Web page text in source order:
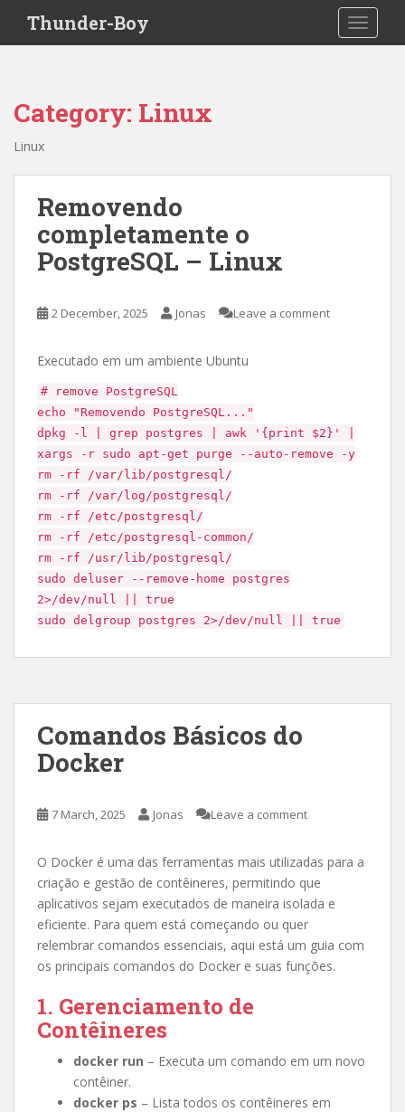
i
Thunder-Boy
Category: Linux
Linux
Removendo
completamente o
PostgreSQL – Linux
2 December, 2025 Jonas Leave a comment
Executado em um ambiente Ubuntu
# remove PostgreSQL
echo "Removendo PostgreSQL..."
dpkg -l | grep postgres | awk '{print $2}' |
xargs -r sudo apt-get purge --auto-remove -y
rm -rf /var/lib/postgresql/
rm -rf /var/log/postgresql/
rm -rf /etc/postgresql/
rm -rf /etc/postgresql-common/
rm -rf /usr/lib/postgresql/
sudo deluser --remove-home postgres
2>/dev/null || true
sudo delgroup postgres 2>/dev/null || true
Comandos Básicos do
Docker
7 March, 2025 Jonas Leave a comment
O Docker é uma das ferramentas mais utilizadas para a
criação e gestão de contêineres, permitindo que
aplicativos sejam executados de maneira isolada e
eficiente. Para quem está começando ou quer
relembrar comandos essenciais, aqui está um guia com
os principais comandos do Docker e suas funções.
1. Gerenciamento de
Contêineres
docker run – Executa um comando em um novo
contêiner.
docker ps – Lista todos os contêineres em